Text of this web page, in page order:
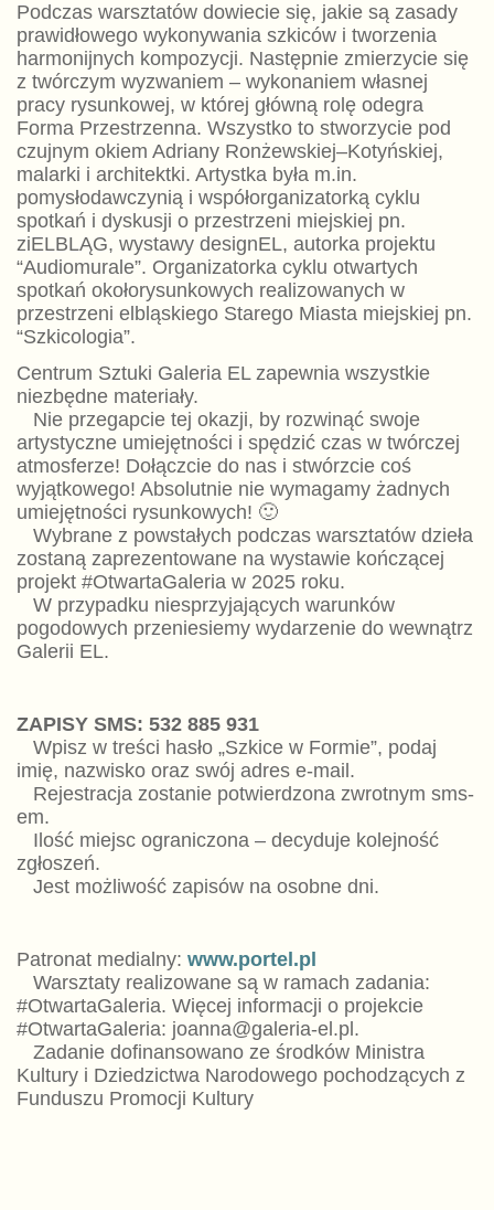
Podczas warsztatów dowiecie się, jakie są zasady
prawidłowego wykonywania szkiców i tworzenia
harmonijnych kompozycji. Następnie zmierzycie się
z twórczym wyzwaniem – wykonaniem własnej
pracy rysunkowej, w której główną rolę odegra
Forma Przestrzenna. Wszystko to stworzycie pod
czujnym okiem Adriany Ronżewskiej–Kotyńskiej,
malarki i architektki. Artystka była m.in.
pomysłodawczynią i współorganizatorką cyklu
spotkań i dyskusji o przestrzeni miejskiej pn.
ziELBLĄG, wystawy designEL, autorka projektu
“Audiomurale”. Organizatorka cyklu otwartych
spotkań okołorysunkowych realizowanych w
przestrzeni elbląskiego Starego Miasta miejskiej pn.
“Szkicologia”.
Centrum Sztuki Galeria EL zapewnia wszystkie
niezbędne materiały.
Nie przegapcie tej okazji, by rozwinąć swoje
artystyczne umiejętności i spędzić czas w twórczej
atmosferze! Dołączcie do nas i stwórzcie coś
wyjątkowego! Absolutnie nie wymagamy żadnych
umiejętności rysunkowych! 🙂
Wybrane z powstałych podczas warsztatów dzieła
zostaną zaprezentowane na wystawie kończącej
projekt #OtwartaGaleria w 2025 roku.
W przypadku niesprzyjających warunków
pogodowych przeniesiemy wydarzenie do wewnątrz
Galerii EL.
ZAPISY SMS: 532 885 931
Wpisz w treści hasło „Szkice w Formie”, podaj
imię, nazwisko oraz swój adres e-mail.
Rejestracja zostanie potwierdzona zwrotnym sms-
em.
Ilość miejsc ograniczona – decyduje kolejność
zgłoszeń.
Jest możliwość zapisów na osobne dni.
Patronat medialny: www.portel.pl
Warsztaty realizowane są w ramach zadania:
#OtwartaGaleria. Więcej informacji o projekcie
#OtwartaGaleria: joanna@galeria-el.pl.
Zadanie dofinansowano ze środków Ministra
Kultury i Dziedzictwa Narodowego pochodzących z
Funduszu Promocji Kultury